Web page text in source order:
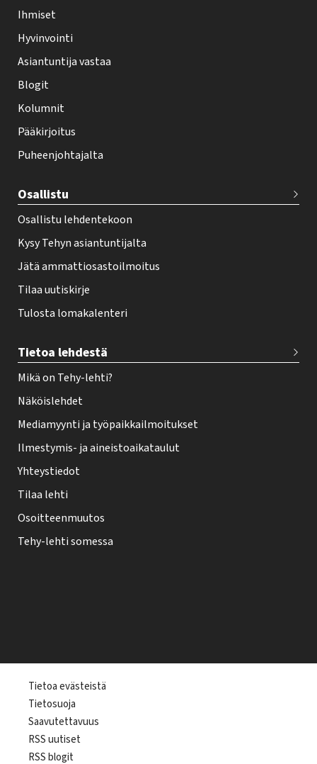
e
h
t
i
f
o
t
r
Ihmiset
Hyvinvointi
Asiantuntija vastaa
Blogit
Kolumnit
Pääkirjoitus
Puheenjohtajalta
Osallistu
Osallistu lehdentekoon
Kysy Tehyn asiantuntijalta
Jätä ammattiosastoilmoitus
Tilaa uutiskirje
Tulosta lomakalenteri
Tietoa lehdestä
Mikä on Tehy-lehti?
Näköislehdet
Mediamyynti ja työpaikkailmoitukset
Ilmestymis- ja aineistoaikataulut
Yhteystiedot
Tilaa lehti
Osoitteenmuutos
Tehy-lehti somessa
Tietoa evästeistä
Tietosuoja
Saavutettavuus
RSS uutiset
RSS blogit